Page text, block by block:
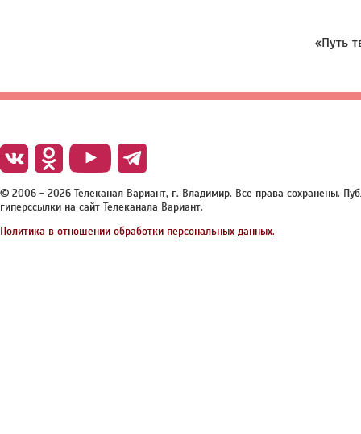
«Путь
© 2006 - 2026 Телеканал Вариант, г. Владимир. Все права сохранены.
гиперссылки на сайт Телеканала Вариант.
Политика в отношении обработки персональных данных.